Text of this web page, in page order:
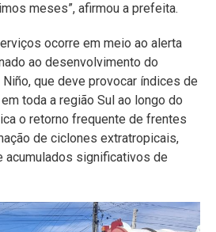
meses”, afirmou a prefeita.
ocorre em meio ao alerta
ao desenvolvimento do
que deve provocar índices de
toda a região Sul ao longo do
o retorno frequente de frentes
de ciclones extratropicais,
acumulados significativos de